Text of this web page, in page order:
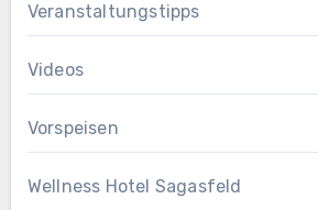
Veranstaltungstipps
Videos
Vorspeisen
Wellness Hotel Sagasfeld